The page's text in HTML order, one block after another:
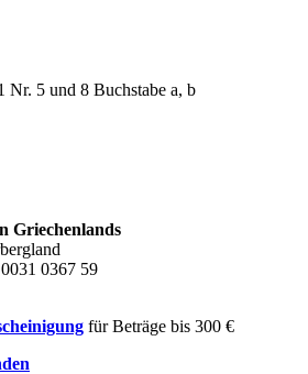
Nr. 5 und 8 Buchstabe a, b
Griechenlands
0367 59
für Beträge bis 300 €